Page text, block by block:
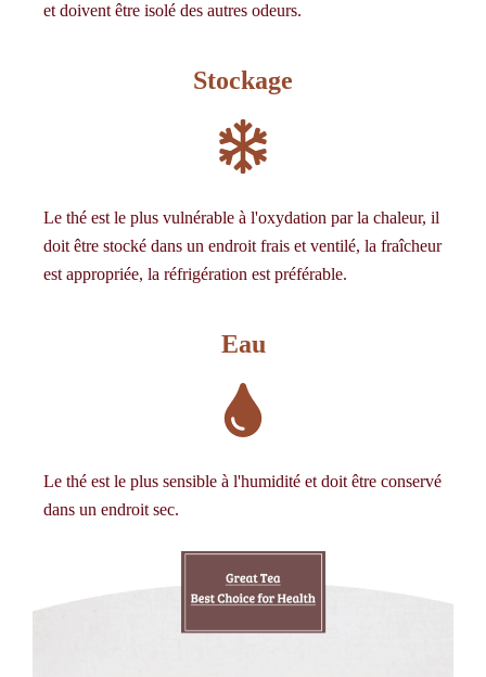
et doivent être isolé des autres odeurs.
Stockage
Le thé est le plus vulnérable à l'oxydation par la chaleur, il
doit être stocké dans un endroit frais et ventilé, la fraîcheur
est appropriée, la réfrigération est préférable.
Eau
Le thé est le plus sensible à l'humidité et doit être conservé
dans un endroit sec.